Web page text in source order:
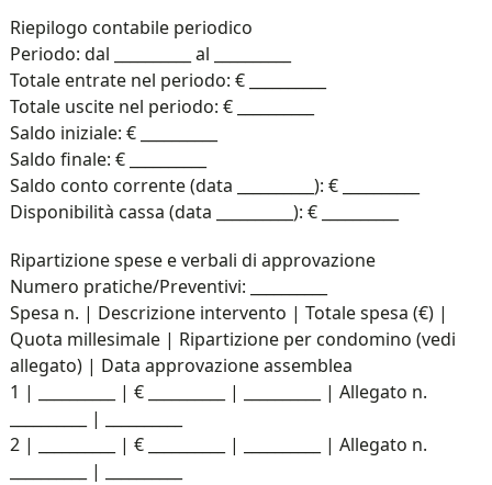
Riepilogo contabile periodico
Periodo: dal __________ al __________
Totale entrate nel periodo: € __________
Totale uscite nel periodo: € __________
Saldo iniziale: € __________
Saldo finale: € __________
Saldo conto corrente (data __________): € __________
Disponibilità cassa (data __________): € __________
Ripartizione spese e verbali di approvazione
Numero pratiche/Preventivi: __________
Spesa n. | Descrizione intervento | Totale spesa (€) |
Quota millesimale | Ripartizione per condomino (vedi
allegato) | Data approvazione assemblea
1 | __________ | € __________ | __________ | Allegato n.
__________ | __________
2 | __________ | € __________ | __________ | Allegato n.
__________ | __________